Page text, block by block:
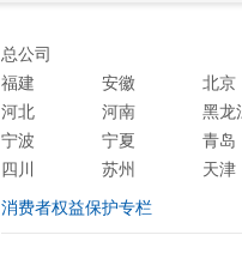
总公司
福建
安徽
北京
河北
河南
黑龙
宁波
宁夏
青岛
四川
苏州 天津
消费者权益保护专栏